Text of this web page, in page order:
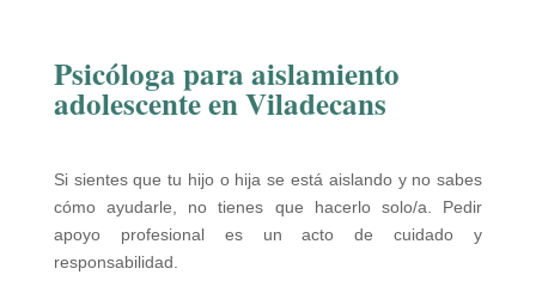
Psicóloga para aislamiento
adolescente en Viladecans
Si sientes que tu hijo o hija se está aislando y no sabes
cómo ayudarle, no tienes que hacerlo solo/a. Pedir
apoyo profesional es un acto de cuidado y
responsabilidad.